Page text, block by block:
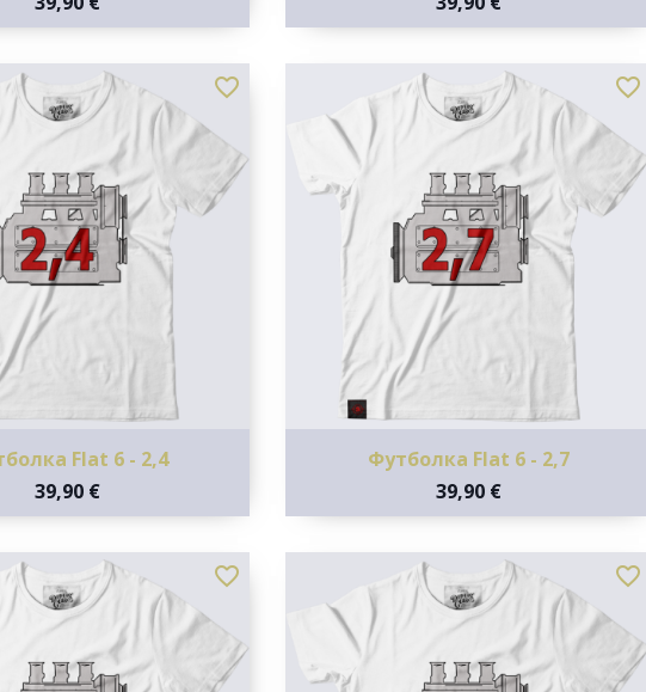
Flat 6 - 2,4
39,90 €
favorite_border
Футболка Flat 6 - 2,7
39,90 €
favorite_border
favorite_border favorite_border